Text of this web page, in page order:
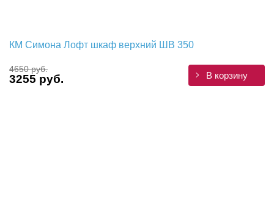
КМ Симона Лофт шкаф верхний ШВ 350
4650 руб.
3255 руб. В корзину